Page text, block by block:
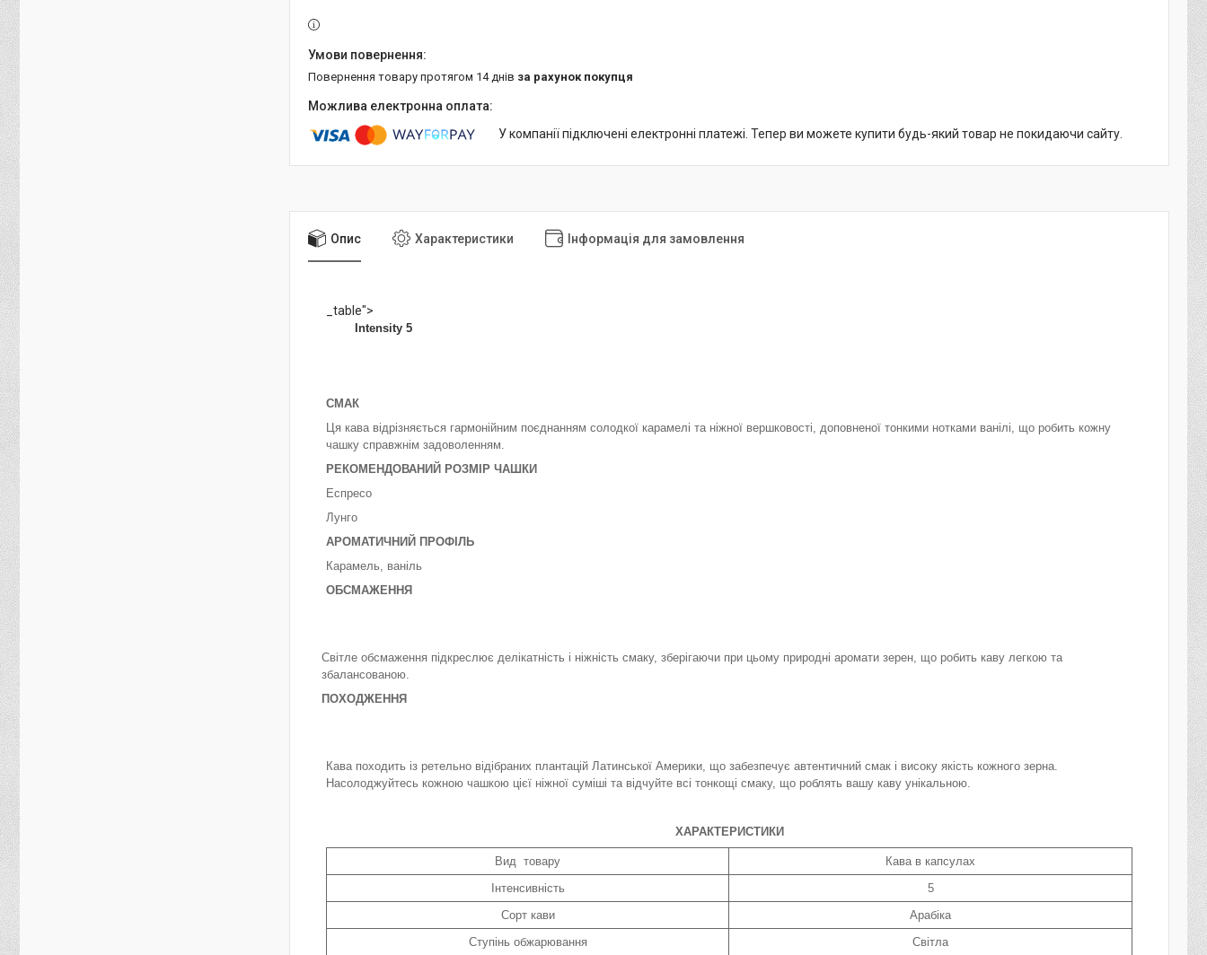
повернення товару протягом 14 днів за рахунок покупця
У компанії підключені електронні платежі. Тепер ви можете купити будь-який товар не покидаючи сайту.
Опис Характеристики Інформація для замовлення
_table">
Intensity 5
СМАК
Ця кава відрізняється гармонійним поєднанням солодкої карамелі та ніжної вершковості, доповненої тонкими нотками ванілі, що робить кожну
чашку справжнім задоволенням.
РЕКОМЕНДОВАНИЙ РОЗМІР ЧАШКИ
Еспресо
Лунго
АРОМАТИЧНИЙ ПРОФІЛЬ
Карамель, ваніль
ОБСМАЖЕННЯ
Світле обсмаження підкреслює делікатність і ніжність смаку, зберігаючи при цьому природні аромати зерен, що робить каву легкою та
збалансованою.
ПОХОДЖЕННЯ
Кава походить із ретельно відібраних плантацій Латинської Америки, що забезпечує автентичний смак і високу якість кожного зерна.
Насолоджуйтесь кожною чашкою цієї ніжної суміші та відчуйте всі тонкощі смаку, що роблять вашу каву унікальною.
ХАРАКТЕРИСТИКИ
Вид товару
Кава в капсулах
Інтенсивність
5
Сорт кави
Арабіка
Ступінь обжарювання
Світла